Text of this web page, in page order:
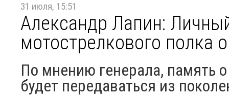
31 июля, 15:51
Александр Лапин:
мотострелкового полка
По мнению генерала, память
будет передаваться из